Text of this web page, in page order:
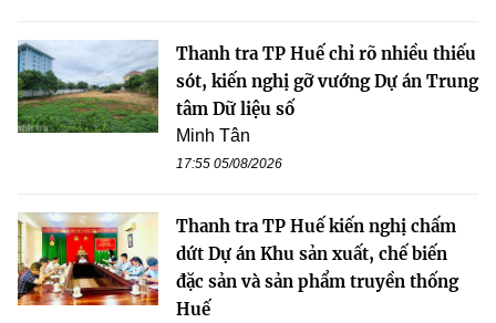
Thanh tra TP Huế chỉ rõ nhiều thiếu
sót, kiến nghị gỡ vướng Dự án Trung
tâm Dữ liệu số
Minh Tân
17:55 05/08/2026
Thanh tra TP Huế kiến nghị chấm
dứt Dự án Khu sản xuất, chế biến
đặc sản và sản phẩm truyền thống
Huế